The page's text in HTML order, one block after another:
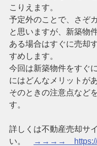
こりえます。
予定外のことで、さぞ
と思いますが、新築物
ある場合はすぐに売却
すめします。
今回は新築物件をすぐ
にはどんなメリットが
そのときの注意点など
す。
詳しくは不動産売却サ
い。
→→→→　https://